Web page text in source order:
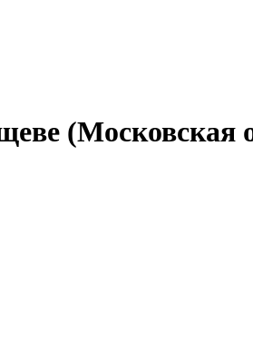
(Московская